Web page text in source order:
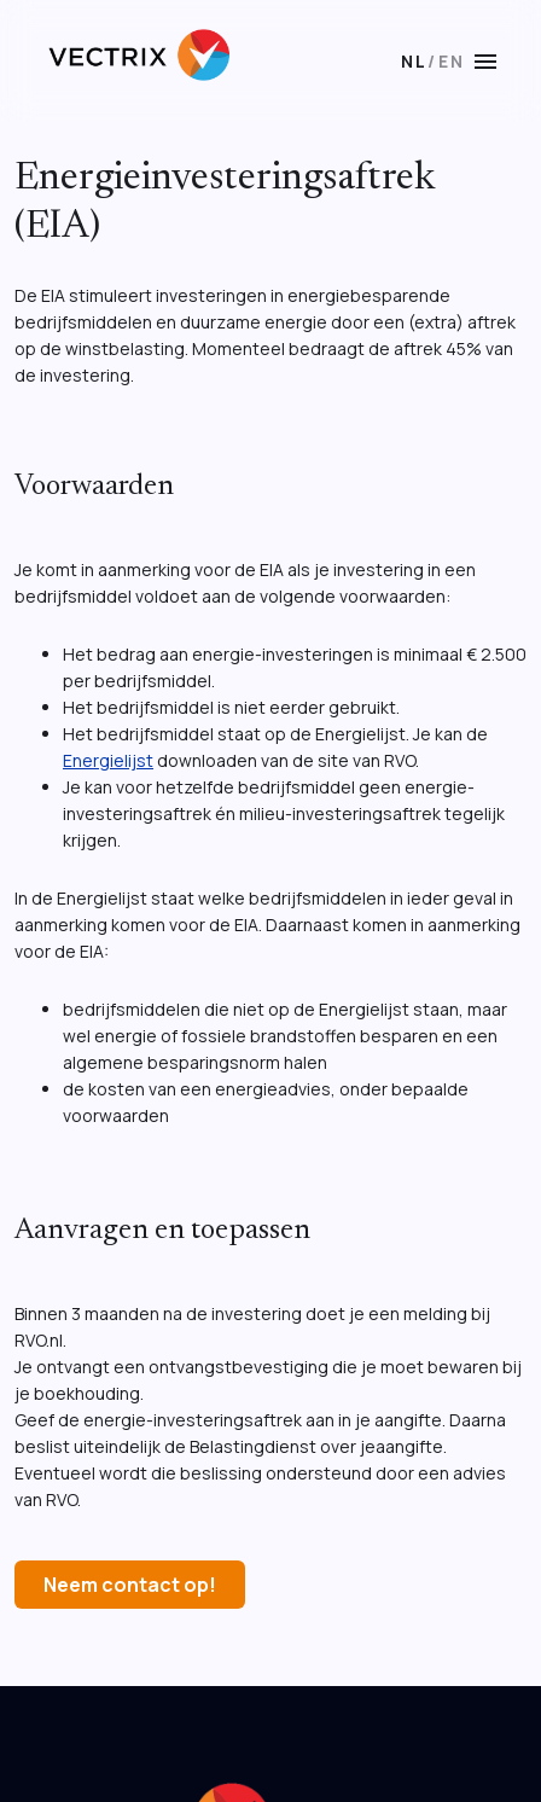
NL / EN menu
Energieinvesteringsaftrek
(EIA)
De EIA stimuleert investeringen in energiebesparende
bedrijfsmiddelen en duurzame energie door een (extra) aftrek
op de winstbelasting. Momenteel bedraagt de aftrek 45% van
de investering.
Voorwaarden
Je komt in aanmerking voor de EIA als je investering in een
bedrijfsmiddel voldoet aan de volgende voorwaarden:
Het bedrag aan energie-investeringen is minimaal € 2.500
per bedrijfsmiddel.
Het bedrijfsmiddel is niet eerder gebruikt.
Het bedrijfsmiddel staat op de Energielijst. Je kan de
Energielijst downloaden van de site van RVO.
Je kan voor hetzelfde bedrijfsmiddel geen energie-
investeringsaftrek én milieu-investeringsaftrek tegelijk
krijgen.
In de Energielijst staat welke bedrijfsmiddelen in ieder geval in
aanmerking komen voor de EIA. Daarnaast komen in aanmerking
voor de EIA:
bedrijfsmiddelen die niet op de Energielijst staan, maar
wel energie of fossiele brandstoffen besparen en een
algemene besparingsnorm halen
de kosten van een energieadvies, onder bepaalde
voorwaarden
Aanvragen en toepassen
Binnen 3 maanden na de investering doet je een melding bij
RVO.nl.
Je ontvangt een ontvangstbevestiging die je moet bewaren bij
je boekhouding.
Geef de energie-investeringsaftrek aan in je aangifte. Daarna
beslist uiteindelijk de Belastingdienst over jeaangifte.
Eventueel wordt die beslissing ondersteund door een advies
van RVO.
Neem contact op!